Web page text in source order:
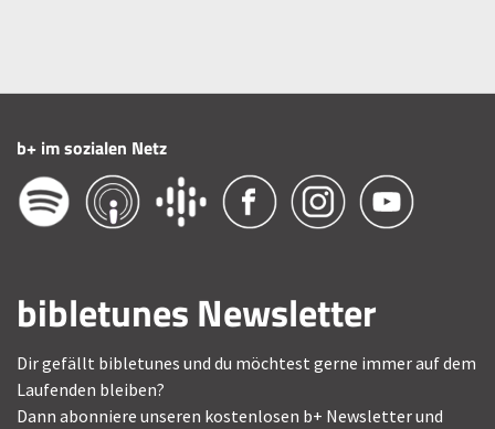
b+ im sozialen Netz
bibletunes Newsletter
Dir gefällt bibletunes und du möchtest gerne immer auf dem
Laufenden bleiben?
Dann abonniere unseren kostenlosen b+ Newsletter und